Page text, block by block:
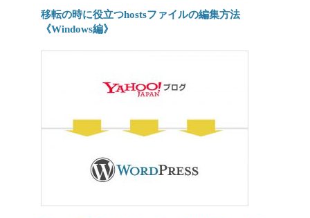
移転の時に役立つhostsファイルの編集方法
《Windows編》